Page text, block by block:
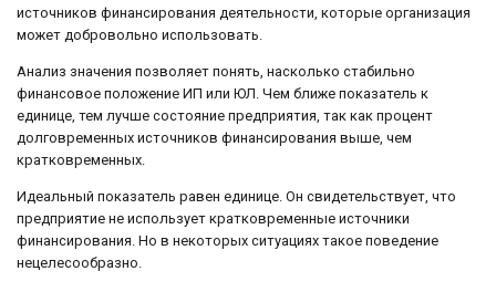
источников финансирования деятельности, которые организация
может добровольно использовать.
Анализ значения позволяет понять, насколько стабильно
финансовое положение ИП или ЮЛ. Чем ближе показатель к
единице, тем лучше состояние предприятия, так как процент
долговременных источников финансирования выше, чем
кратковременных.
Идеальный показатель равен единице. Он свидетельствует, что
предприятие не использует кратковременные источники
финансирования. Но в некоторых ситуациях такое поведение
нецелесообразно.